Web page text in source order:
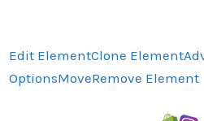
Edit ElementClone Element
OptionsMoveRemove Element